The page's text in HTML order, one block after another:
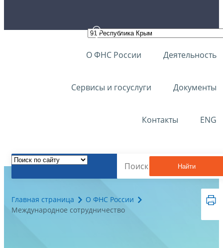
О ФНС России Деятельность
Сервисы и госуслуги Документы
Контакты ENG
Найти
Главная страница
О ФНС России
Международное сотрудничество